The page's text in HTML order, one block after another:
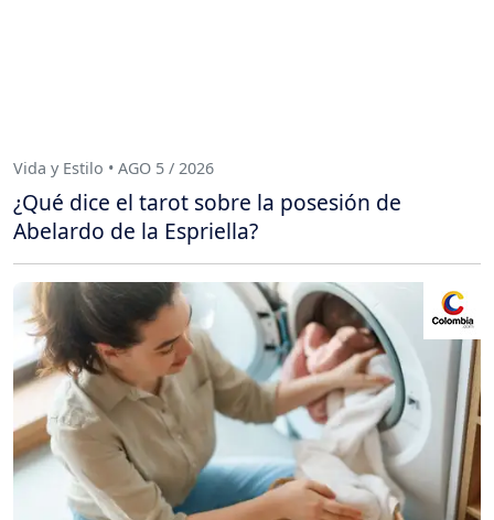
Vida y Estilo • AGO 5 / 2026
¿Qué dice el tarot sobre la posesión de
Abelardo de la Espriella?